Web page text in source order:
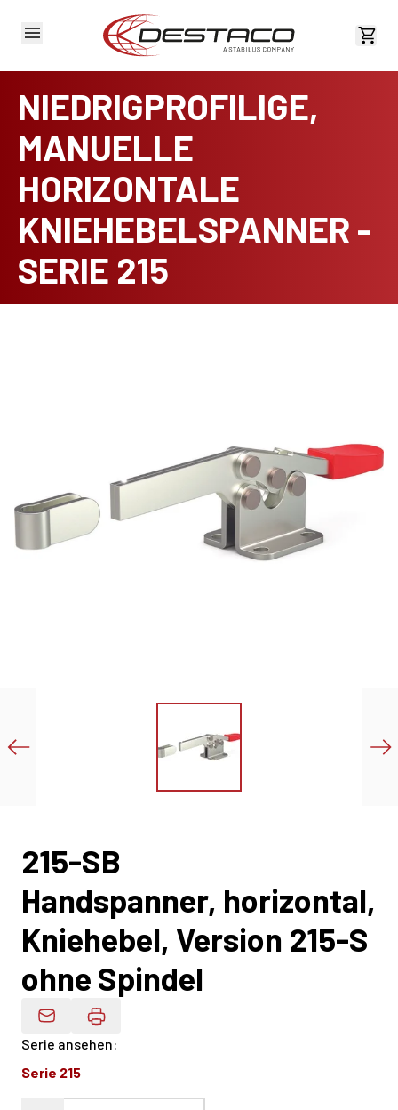
NIEDRIGPROFILIGE,
MANUELLE
HORIZONTALE
KNIEHEBELSPANNER -
SERIE 215
215-SB
Handspanner, horizontal,
Kniehebel, Version 215-S
ohne Spindel
Produktdaten Per E-Mail
Serie ansehen:
Serie 215